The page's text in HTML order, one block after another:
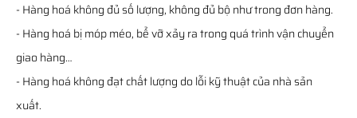
- Hàng hoá không đủ số lượng, không đủ bộ như trong đơn hàng.
- Hàng hoá bị móp méo, bể vỡ xảy ra trong quá trình vận chuyển
giao hàng…
- Hàng hoá không đạt chất lượng do lỗi kỹ thuật của nhà sản
xuất.